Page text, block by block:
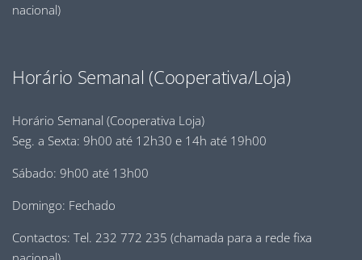
nacional)
Horário Semanal (Cooperativa/Loja)
Horário Semanal (Cooperativa Loja)
Seg. a Sexta: 9h00 até 12h30 e 14h até 19h00
Sábado: 9h00 até 13h00
Domingo: Fechado
Contactos: Tel. 232 772 235 (chamada para a rede fixa